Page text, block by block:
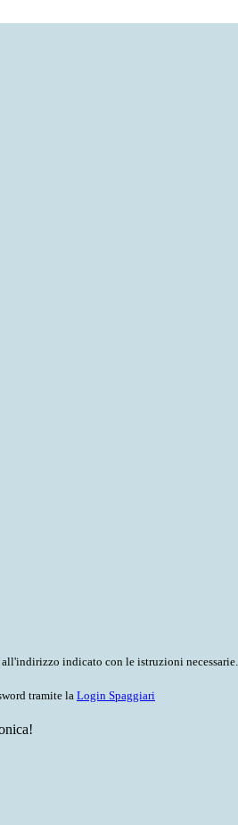
indicato con le istruzioni necessarie.
tramite la Login Spaggiari